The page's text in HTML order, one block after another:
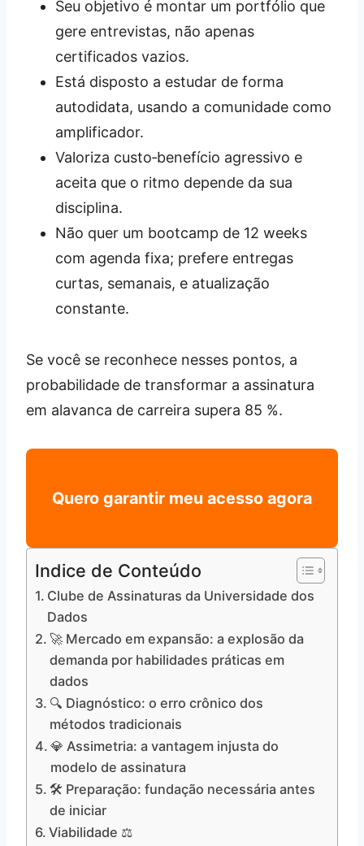
Seu objetivo é montar um portfólio que
gere entrevistas, não apenas
certificados vazios.
Está disposto a estudar de forma
autodidata, usando a comunidade como
amplificador.
Valoriza custo‑benefício agressivo e
aceita que o ritmo depende da sua
disciplina.
Não quer um bootcamp de 12 weeks
com agenda fixa; prefere entregas
curtas, semanais, e atualização
constante.
Se você se reconhece nesses pontos, a
probabilidade de transformar a assinatura
em alavanca de carreira supera 85 %.
Quero garantir meu acesso agora
Indice de Conteúdo
Clube de Assinaturas da Universidade dos
Dados
🚀 Mercado em expansão: a explosão da
demanda por habilidades práticas em
dados
🔍 Diagnóstico: o erro crônico dos
métodos tradicionais
💎 Assimetria: a vantagem injusta do
modelo de assinatura
🛠️ Preparação: fundação necessária antes
de iniciar
Viabilidade ⚖️